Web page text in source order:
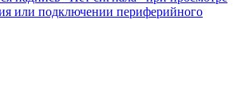
или подключении периферийного